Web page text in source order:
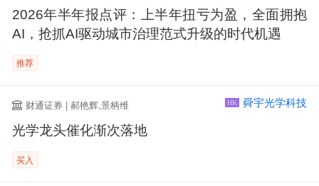
2026年半年报点评：上半年扭亏为盈，全面拥抱
AI，抢抓AI驱动城市治理范式升级的时代机遇
推荐
财通证券 | 郝艳辉,景柄维 HK 舜宇光学科技
光学龙头催化渐次落地
买入